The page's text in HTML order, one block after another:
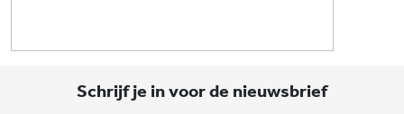
Schrijf je in voor de nieuwsbrief